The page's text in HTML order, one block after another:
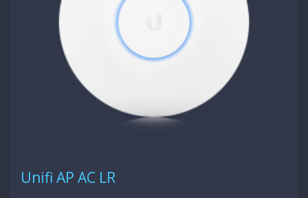
Unifi AP AC LR